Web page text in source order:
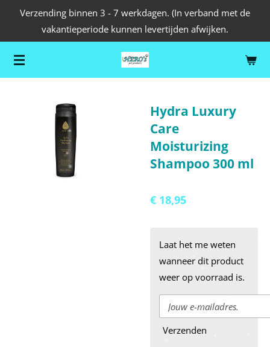
de
hoofdinhoud
Verzending binnen 3 - 7 werkdagen. (In verband met de
vakantieperiode kunnen levertijden afwijken.
Hydra Luxury
Care
Moisturizing
Shampoo 300 ml
€ 18,95
Laat het me weten
wanneer dit product
weer op voorraad is.
Verzenden